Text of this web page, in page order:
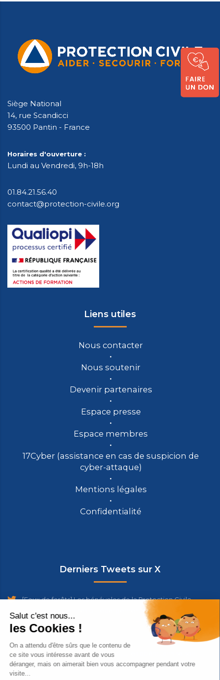
Siège National
14, rue Scandicci
93500 Pantin - France
Horaires d'ouverture :
Lundi au Vendredi, 9h-18h
01.84.21.56.40
contact@protection-civile.org
Liens utiles
Nous contacter
Nous soutenir
Devenir partenaires
Espace presse
Espace membres
17Cyber (assistance en cas de suspicion de
cyber-attaque)
Mentions légales
Confidentialité
Derniers Tweets sur X
[Feux de forêts] Les bénévoles de la Protection Civile
ouvrent des Centres d'Hébergement d'Urgence à
Bordeaux et…https://t.co/UtVt5VtE88
9 days ago
#Incendie#GirondeToute la nuit, les opérations se sont
poursuivies dans les 5 nouvelles communes évacuées
autou…